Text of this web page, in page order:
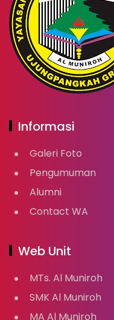
Informasi
Galeri Foto
Pengumuman
Alumni
Contact WA
Web Unit
MTs. Al Muniroh
SMK Al Muniroh
MA Al Muniroh